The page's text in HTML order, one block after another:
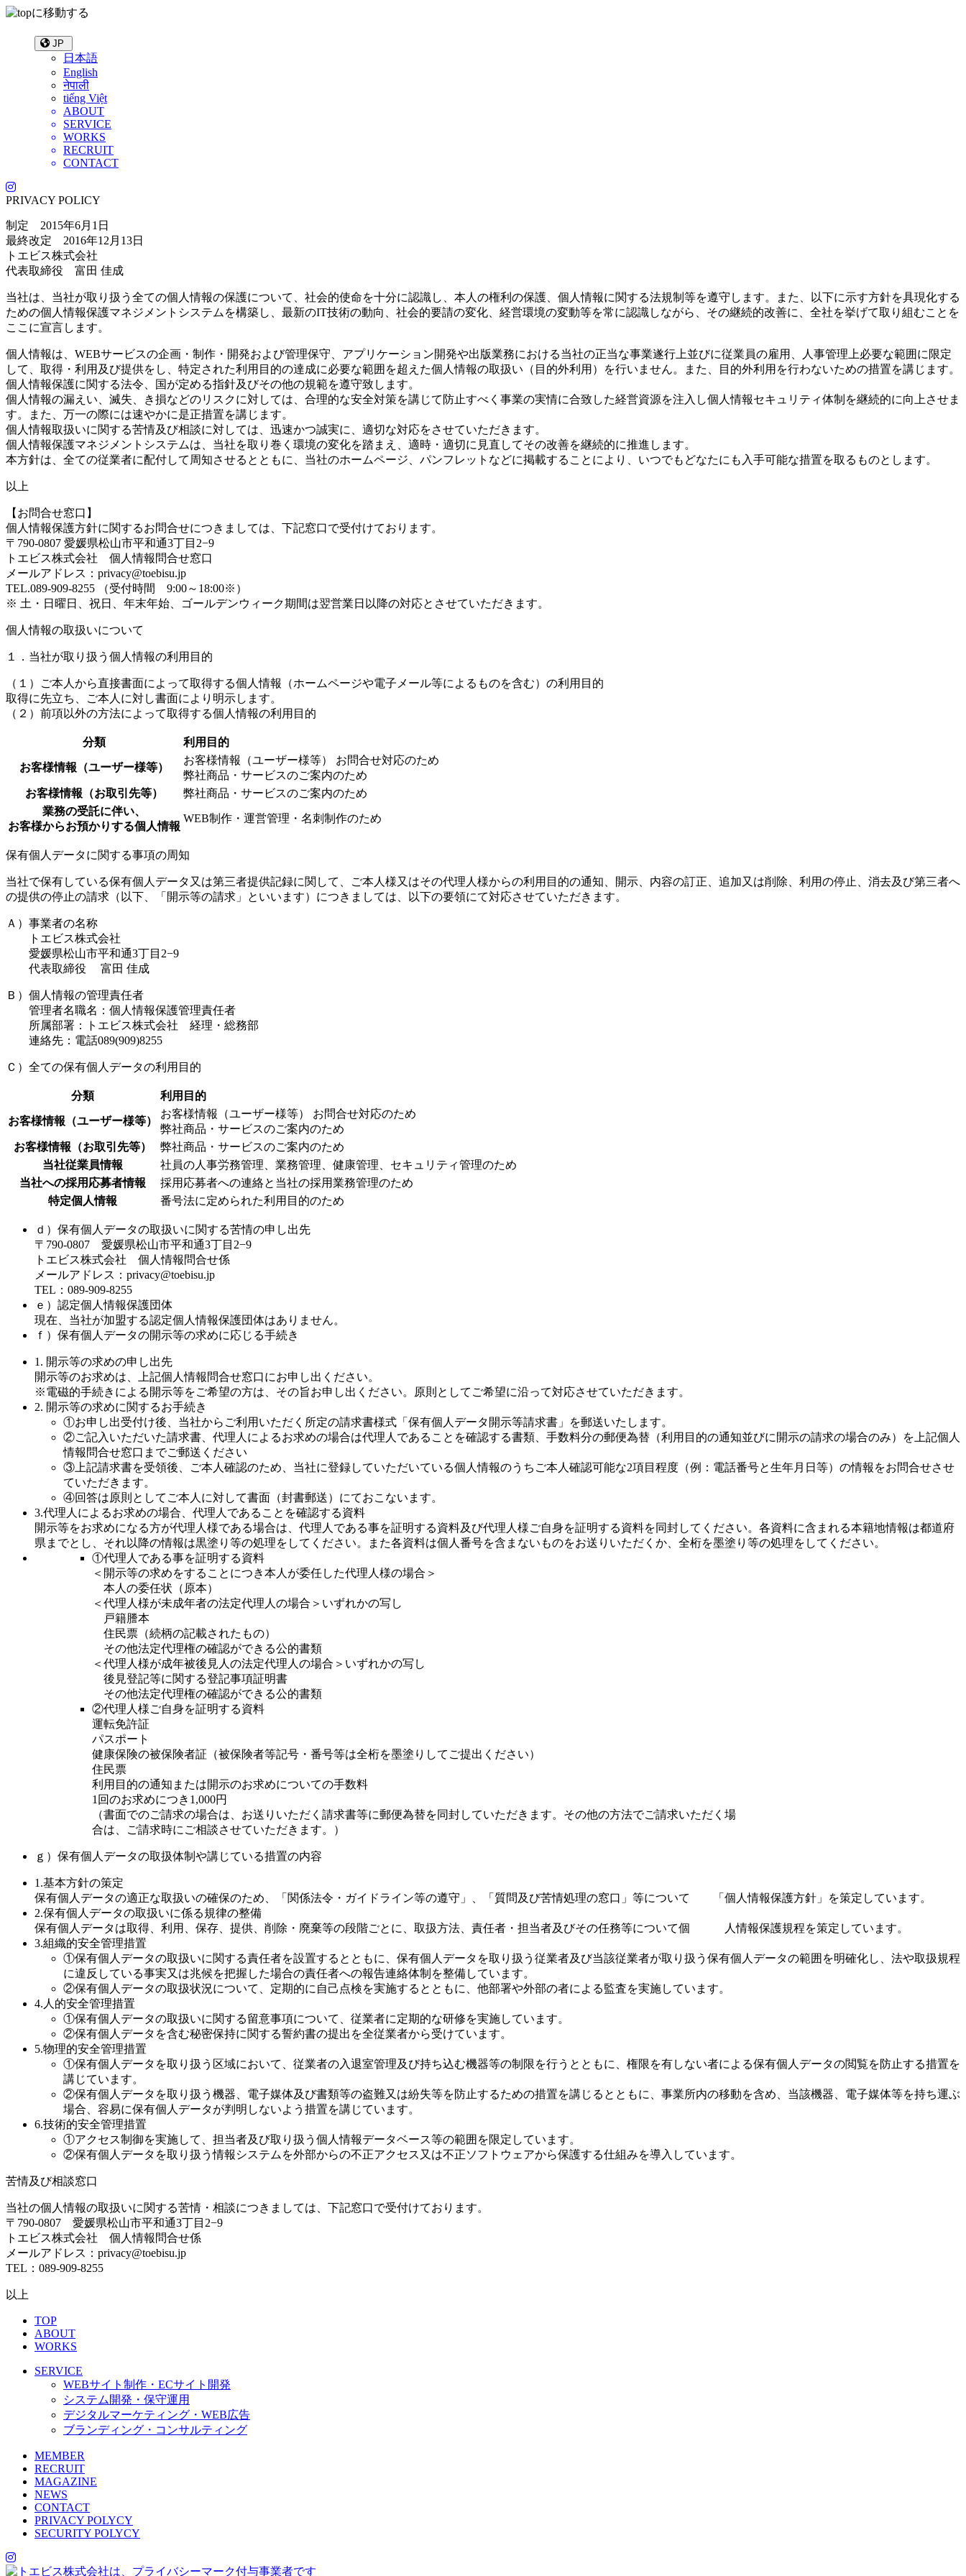
JP
日本語
English
नेपाली
tiếng Việt
ABOUT
SERVICE
WORKS
RECRUIT
CONTACT
PRIVACY POLICY
制定 2015年6月1日
最終改定 2016年12月13日
トエビス株式会社
代表取締役 富田 佳成
当社は、当社が取り扱う全ての個人情報の保護について、社会的使命を十分に認識し、本人の権利の保護、個人情報に関する法規制等を遵守します。また、以下に示す方針を具現化する
ための個人情報保護マネジメントシステムを構築し、最新のIT技術の動向、社会的要請の変化、経営環境の変動等を常に認識しながら、その継続的改善に、全社を挙げて取り組むことを
ここに宣言します。
個人情報は、WEBサービスの企画・制作・開発および管理保守、アプリケーション開発や出版業務における当社の正当な事業遂行上並びに従業員の雇用、人事管理上必要な範囲に限定
して、取得・利用及び提供をし、特定された利用目的の達成に必要な範囲を超えた個人情報の取扱い（目的外利用）を行いません。また、目的外利用を行わないための措置を講じます。
個人情報保護に関する法令、国が定める指針及びその他の規範を遵守致します。
個人情報の漏えい、滅失、き損などのリスクに対しては、合理的な安全対策を講じて防止すべく事業の実情に合致した経営資源を注入し個人情報セキュリティ体制を継続的に向上させま
す。また、万一の際には速やかに是正措置を講じます。
個人情報取扱いに関する苦情及び相談に対しては、迅速かつ誠実に、適切な対応をさせていただきます。
個人情報保護マネジメントシステムは、当社を取り巻く環境の変化を踏まえ、適時・適切に見直してその改善を継続的に推進します。
本方針は、全ての従業者に配付して周知させるとともに、当社のホームページ、パンフレットなどに掲載することにより、いつでもどなたにも入手可能な措置を取るものとします。
以上
【お問合せ窓口】
個人情報保護方針に関するお問合せにつきましては、下記窓口で受付けております。
〒790-0807 愛媛県松山市平和通3丁目2−9
トエビス株式会社 個人情報問合せ窓口
メールアドレス：privacy@toebisu.jp
TEL.089-909-8255 （受付時間 9:00～18:00※）
※ 土・日曜日、祝日、年末年始、ゴールデンウィーク期間は翌営業日以降の対応とさせていただきます。
個人情報の取扱いについて
１．当社が取り扱う個人情報の利用目的
（１）ご本人から直接書面によって取得する個人情報（ホームページや電子メール等によるものを含む）の利用目的
取得に先立ち、ご本人に対し書面により明示します。
（２）前項以外の方法によって取得する個人情報の利用目的
分類 利用目的
お客様情報（ユーザー様等）
お客様情報（ユーザー様等） お問合せ対応のため
弊社商品・サービスのご案内のため
お客様情報（お取引先等）
弊社商品・サービスのご案内のため
業務の受託に伴い、
お客様からお預かりする個人情報
WEB制作・運営管理・名刺制作のため
保有個人データに関する事項の周知
当社で保有している保有個人データ又は第三者提供記録に関して、ご本人様又はその代理人様からの利用目的の通知、開示、内容の訂正、追加又は削除、利用の停止、消去及び第三者へ
の提供の停止の請求（以下、「開示等の請求」といいます）につきましては、以下の要領にて対応させていただきます。
Ａ）事業者の名称
トエビス株式会社
愛媛県松山市平和通3丁目2−9
代表取締役 富田 佳成
Ｂ）個人情報の管理責任者
管理者名職名：個人情報保護管理責任者
所属部署：トエビス株式会社 経理・総務部
連絡先：電話089(909)8255
Ｃ）全ての保有個人データの利用目的
分類 利用目的
お客様情報（ユーザー様等）
お客様情報（ユーザー様等） お問合せ対応のため
弊社商品・サービスのご案内のため
お客様情報（お取引先等）
弊社商品・サービスのご案内のため
当社従業員情報
社員の人事労務管理、業務管理、健康管理、セキュリティ管理のため
当社への採用応募者情報
採用応募者への連絡と当社の採用業務管理のため
特定個人情報
番号法に定められた利用目的のため
ｄ）保有個人データの取扱いに関する苦情の申し出先
〒790-0807 愛媛県松山市平和通3丁目2−9
トエビス株式会社 個人情報問合せ係
メールアドレス：privacy@toebisu.jp
TEL：089-909-8255
ｅ）認定個人情報保護団体
現在、当社が加盟する認定個人情報保護団体はありません。
ｆ）保有個人データの開示等の求めに応じる手続き
1. 開示等の求めの申し出先
開示等のお求めは、上記個人情報問合せ窓口にお申し出ください。
※電磁的手続きによる開示等をご希望の方は、その旨お申し出ください。原則としてご希望に沿って対応させていただきます。
2. 開示等の求めに関するお手続き
①お申し出受付け後、当社からご利用いただく所定の請求書様式「保有個人データ開示等請求書」を郵送いたします。
②ご記入いただいた請求書、代理人によるお求めの場合は代理人であることを確認する書類、手数料分の郵便為替（利用目的の通知並びに開示の請求の場合のみ）を上記個人
情報問合せ窓口までご郵送ください
③上記請求書を受領後、ご本人確認のため、当社に登録していただいている個人情報のうちご本人確認可能な2項目程度（例：電話番号と生年月日等）の情報をお問合せさせ
ていただきます。
④回答は原則としてご本人に対して書面（封書郵送）にておこないます。
3.代理人によるお求めの場合、代理人であることを確認する資料
開示等をお求めになる方が代理人様である場合は、代理人である事を証明する資料及び代理人様ご自身を証明する資料を同封してください。各資料に含まれる本籍地情報は都道府
県までとし、それ以降の情報は黒塗り等の処理をしてください。また各資料は個人番号を含まないものをお送りいただくか、全桁を墨塗り等の処理をしてください。
①代理人である事を証明する資料
＜開示等の求めをすることにつき本人が委任した代理人様の場合＞
本人の委任状（原本）
＜代理人様が未成年者の法定代理人の場合＞いずれかの写し
戸籍謄本
住民票（続柄の記載されたもの）
その他法定代理権の確認ができる公的書類
＜代理人様が成年被後見人の法定代理人の場合＞いずれかの写し
後見登記等に関する登記事項証明書
その他法定代理権の確認ができる公的書類
②代理人様ご自身を証明する資料
運転免許証
パスポート
健康保険の被保険者証（被保険者等記号・番号等は全桁を墨塗りしてご提出ください）
住民票
利用目的の通知または開示のお求めについての手数料
1回のお求めにつき1,000円
（書面でのご請求の場合は、お送りいただく請求書等に郵便為替を同封していただきます。その他の方法でご請求いただく場
合は、ご請求時にご相談させていただきます。）
ｇ）保有個人データの取扱体制や講じている措置の内容
1.基本方針の策定
保有個人データの適正な取扱いの確保のため、「関係法令・ガイドライン等の遵守」、「質問及び苦情処理の窓口」等について 「個人情報保護方針」を策定しています。
2.保有個人データの取扱いに係る規律の整備
保有個人データは取得、利用、保存、提供、削除・廃棄等の段階ごとに、取扱方法、責任者・担当者及びその任務等について個 人情報保護規程を策定しています。
3.組織的安全管理措置
①保有個人データの取扱いに関する責任者を設置するとともに、保有個人データを取り扱う従業者及び当該従業者が取り扱う保有個人データの範囲を明確化し、法や取扱規程
に違反している事実又は兆候を把握した場合の責任者への報告連絡体制を整備しています。
②保有個人データの取扱状況について、定期的に自己点検を実施するとともに、他部署や外部の者による監査を実施しています。
4.人的安全管理措置
①保有個人データの取扱いに関する留意事項について、従業者に定期的な研修を実施しています。
②保有個人データを含む秘密保持に関する誓約書の提出を全従業者から受けています。
5.物理的安全管理措置
①保有個人データを取り扱う区域において、従業者の入退室管理及び持ち込む機器等の制限を行うとともに、権限を有しない者による保有個人データの閲覧を防止する措置を
講じています。
②保有個人データを取り扱う機器、電子媒体及び書類等の盗難又は紛失等を防止するための措置を講じるとともに、事業所内の移動を含め、当該機器、電子媒体等を持ち運ぶ
場合、容易に保有個人データが判明しないよう措置を講じています。
6.技術的安全管理措置
①アクセス制御を実施して、担当者及び取り扱う個人情報データベース等の範囲を限定しています。
②保有個人データを取り扱う情報システムを外部からの不正アクセス又は不正ソフトウェアから保護する仕組みを導入しています。
苦情及び相談窓口
当社の個人情報の取扱いに関する苦情・相談につきましては、下記窓口で受付けております。
〒790-0807 愛媛県松山市平和通3丁目2−9
トエビス株式会社 個人情報問合せ係
メールアドレス：privacy@toebisu.jp
TEL：089-909-8255
以上
TOP
ABOUT
WORKS
SERVICE
WEBサイト制作・ECサイト開発
システム開発・保守運用
デジタルマーケティング・WEB広告
ブランディング・コンサルティング
MEMBER
RECRUIT
MAGAZINE
NEWS
CONTACT
PRIVACY POLYCY
SECURITY POLYCY